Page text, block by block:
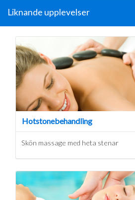
Liknande upplevelser
Hotstonebehandling
Skön massage med heta stenar